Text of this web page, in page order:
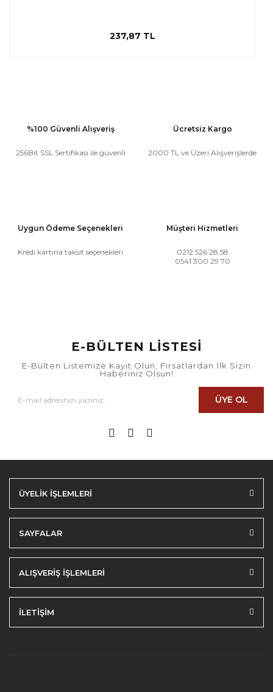
237,87 TL
%100 Güvenli Alışveriş
256Bit SSL Sertifikası ile güvenli
Ücretsiz Kargo
2000 TL ve Üzeri Alışverişlerde
Uygun Ödeme Seçenekleri
Kredi kartına taksit seçenekleri
Müşteri Hizmetleri
0212 526 28 58
0541 300 29 70
E-BÜLTEN LİSTESİ
E-Bülten Listemize Kayıt Olun, Fırsatlardan İlk Sizin
Haberiniz Olsun!
ÜYE OL
ÜYELİK İŞLEMLERİ
SAYFALAR
ALIŞVERİŞ İŞLEMLERİ
İLETİŞİM